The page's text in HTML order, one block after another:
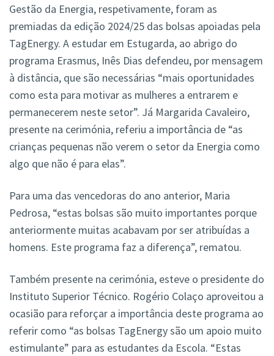
Gestão da Energia, respetivamente, foram as
premiadas da edição 2024/25 das bolsas apoiadas pela
TagEnergy. A estudar em Estugarda, ao abrigo do
programa Erasmus, Inês Dias defendeu, por mensagem
à distância, que são necessárias “mais oportunidades
como esta para motivar as mulheres a entrarem e
permanecerem neste setor”. Já Margarida Cavaleiro,
presente na cerimónia, referiu a importância de “as
crianças pequenas não verem o setor da Energia como
algo que não é para elas”.
Para uma das vencedoras do ano anterior, Maria
Pedrosa, “estas bolsas são muito importantes porque
anteriormente muitas acabavam por ser atribuídas a
homens. Este programa faz a diferença”, rematou.
Também presente na cerimónia, esteve o presidente do
Instituto Superior Técnico. Rogério Colaço aproveitou a
ocasião para reforçar a importância deste programa ao
referir como “as bolsas TagEnergy são um apoio muito
estimulante” para as estudantes da Escola. “Estas